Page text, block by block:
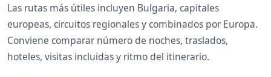
Las rutas más útiles incluyen Bulgaria, capitales
europeas, circuitos regionales y combinados por Europa.
Conviene comparar número de noches, traslados,
hoteles, visitas incluidas y ritmo del itinerario.